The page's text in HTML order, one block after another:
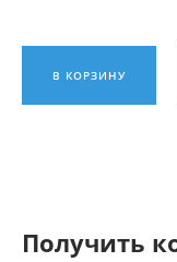
В КОРЗИНУ
Получить